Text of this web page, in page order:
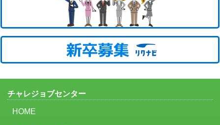
チャレジョブセンター
HOME